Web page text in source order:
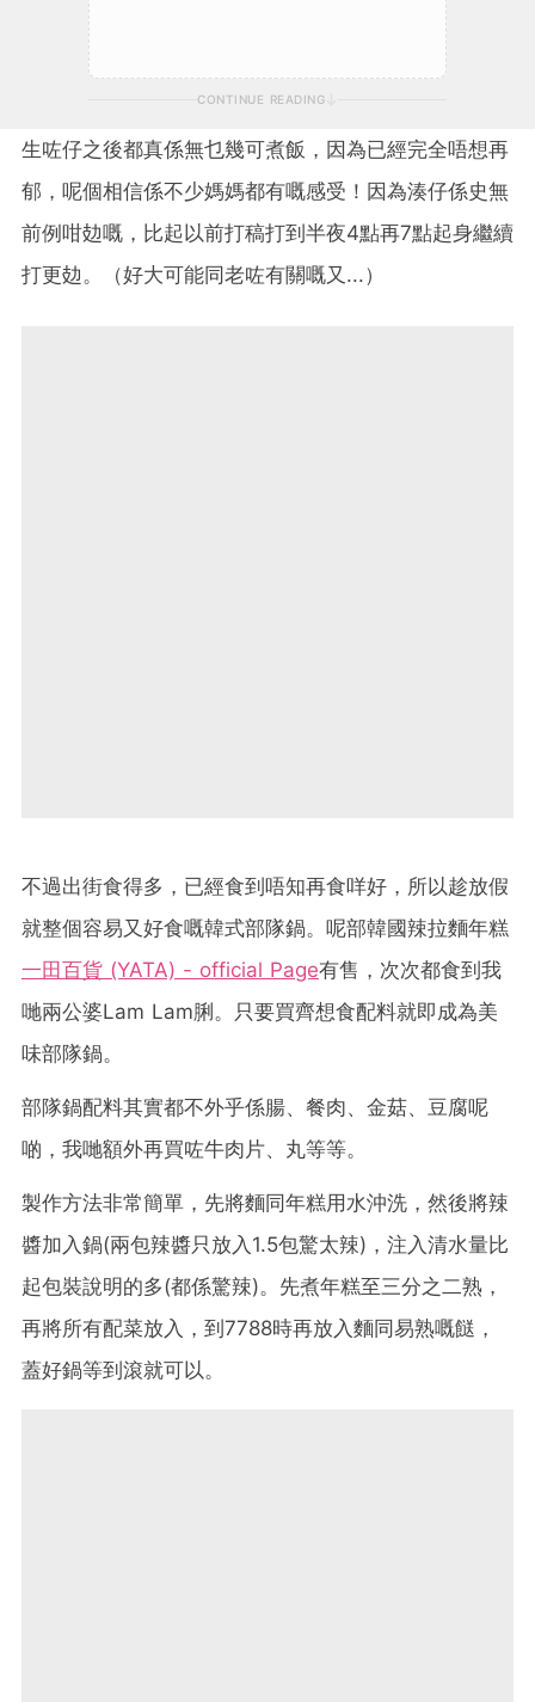
CONTINUE READING
生咗仔之後都真係無乜幾可煮飯，因為已經完全唔想再
郁，呢個相信係不少媽媽都有嘅感受！因為湊仔係史無
前例咁攰嘅，比起以前打稿打到半夜4點再7點起身繼續
打更攰。（好大可能同老咗有關嘅又...）
不過出街食得多，已經食到唔知再食咩好，所以趁放假
就整個容易又好食嘅韓式部隊鍋。呢部韓國辣拉麵年糕
一田百貨 (YATA) - official Page有售，次次都食到我
哋兩公婆Lam Lam脷。只要買齊想食配料就即成為美
味部隊鍋。
部隊鍋配料其實都不外乎係腸、餐肉、金菇、豆腐呢
啲，我哋額外再買咗牛肉片、丸等等。
製作方法非常簡單，先將麵同年糕用水沖洗，然後將辣
醬加入鍋(兩包辣醬只放入1.5包驚太辣)，注入清水量比
起包裝說明的多(都係驚辣)。先煮年糕至三分之二熟，
再將所有配菜放入，到7788時再放入麵同易熟嘅餸，
蓋好鍋等到滾就可以。